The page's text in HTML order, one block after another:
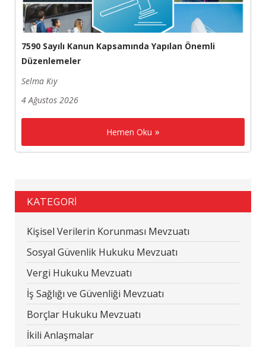
7590 Sayılı Kanun Kapsamında Yapılan Önemli
Düzenlemeler
Selma Kıy
4 Ağustos 2026
Hemen Oku
KATEGORİ
Kişisel Verilerin Korunması Mevzuatı
Sosyal Güvenlik Hukuku Mevzuatı
Vergi Hukuku Mevzuatı
İş Sağlığı ve Güvenliği Mevzuatı
Borçlar Hukuku Mevzuatı
İkili Anlaşmalar